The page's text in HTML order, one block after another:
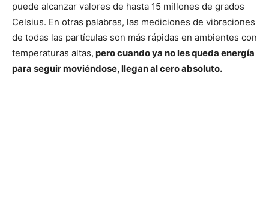
puede alcanzar valores de hasta 15 millones de grados
Celsius. En otras palabras, las mediciones de vibraciones
de todas las partículas son más rápidas en ambientes con
temperaturas altas, pero cuando ya no les queda energía
para seguir moviéndose, llegan al cero absoluto.